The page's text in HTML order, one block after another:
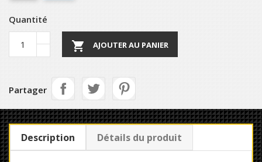
Quantité
 AJOUTER AU PANIER
Partager
Description Détails du produit